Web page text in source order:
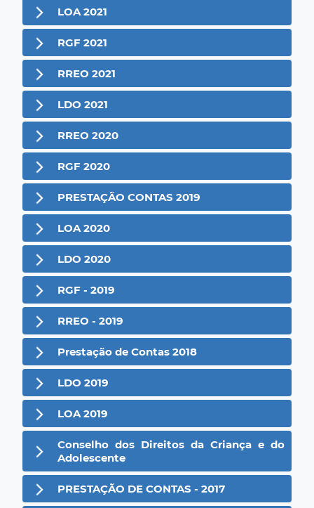
LOA 2021
RGF 2021
RREO 2021
LDO 2021
RREO 2020
RGF 2020
PRESTAÇÃO CONTAS 2019
LOA 2020
LDO 2020
RGF - 2019
RREO - 2019
Prestação de Contas 2018
LDO 2019
LOA 2019
Conselho dos Direitos da Criança e do
Adolescente
PRESTAÇÃO DE CONTAS - 2017